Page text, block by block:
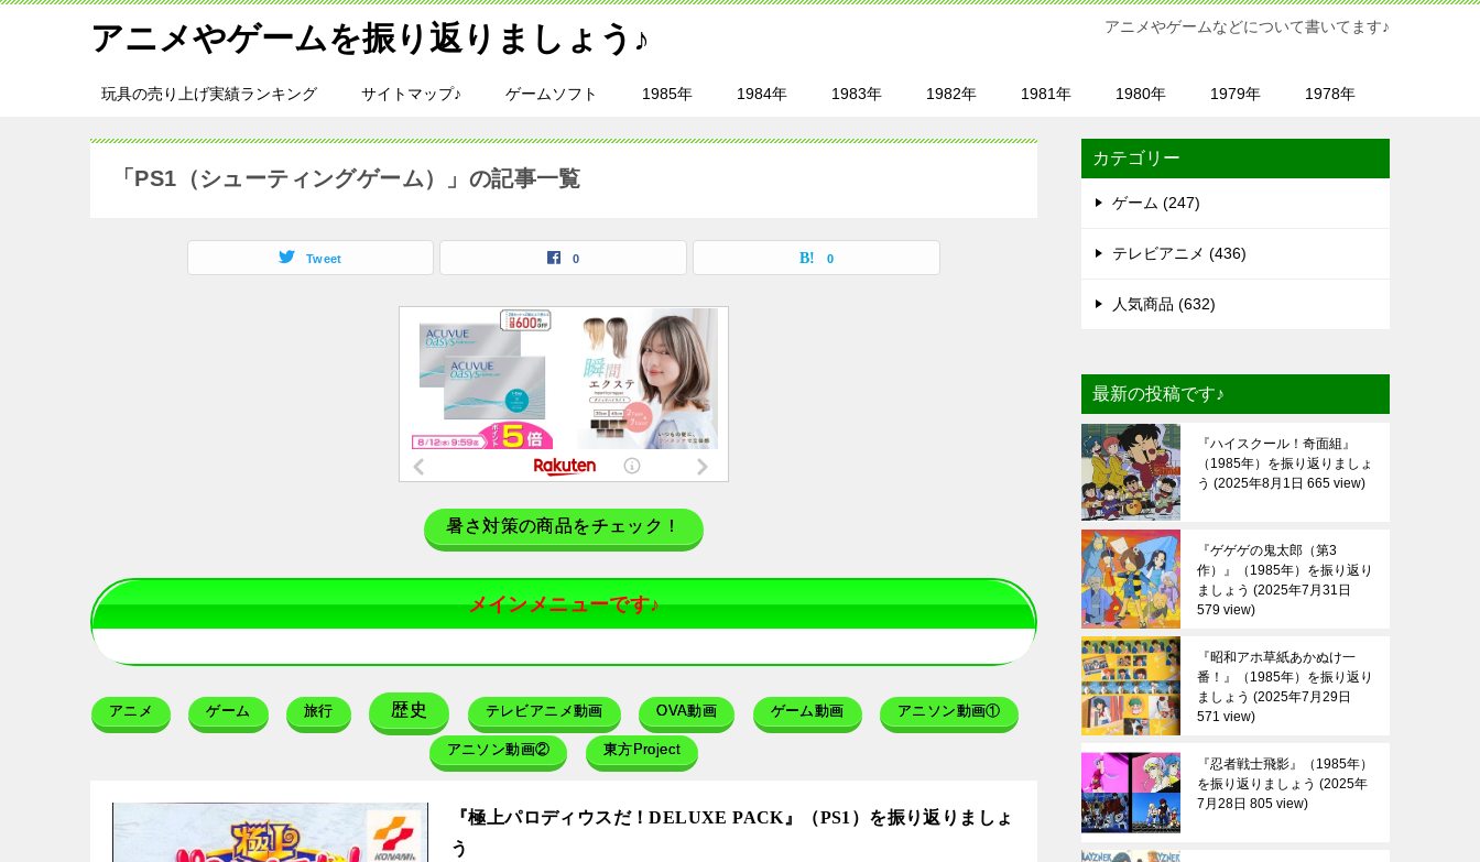
アニメやゲームを振り返りましょう♪ アニメやゲームなどについて書いてます♪
玩具の売り上げ実績ランキング サイトマップ♪ ゲームソフト 1985年 1984年 1983年 1982年 1981年 1980年 1979年 1978年
「PS1（シューティングゲーム）」の記事一覧
Tweet 0 0
暑さ対策の商品をチェック！
メインメニューです♪
アニメ ゲーム 旅行 歴史 テレビアニメ動画 OVA動画 ゲーム動画 アニソン動画①
アニソン動画② 東方Project
『極上パロディウスだ！DELUXE PACK』（PS1）を振り返りましょ
う
カテゴリー
ゲーム (247)
テレビアニメ (436)
人気商品 (632)
最新の投稿です♪
『ハイスクール！奇面組』
（1985年）を振り返りましょ
う
2025年8月1日 665 view
『ゲゲゲの鬼太郎（第3
作）』（1985年）を振り返り
ましょう
2025年7月31日
579 view
『昭和アホ草紙あかぬけ一
番！』（1985年）を振り返り
ましょう
2025年7月29日
571 view
『忍者戦士飛影』（1985年）
を振り返りましょう
2025年
7月28日 805 view